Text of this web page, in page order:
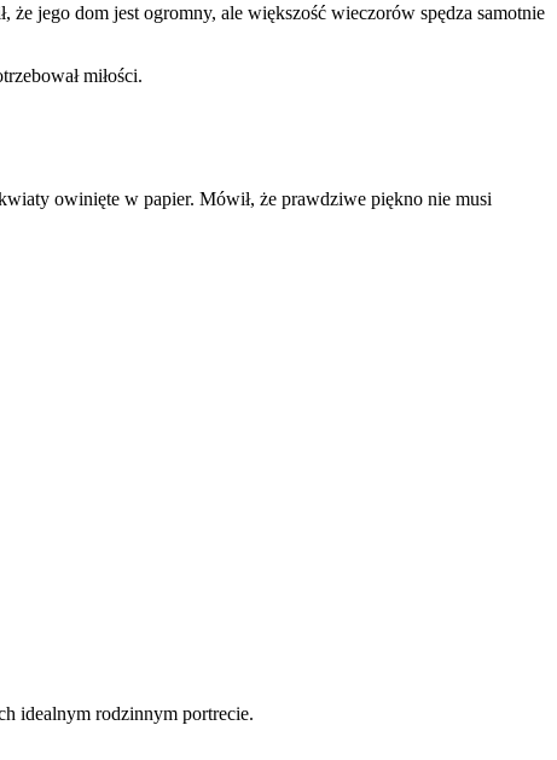
jego dom jest ogromny, ale większość wieczorów spędza samotnie
miłości.
owinięte w papier. Mówił, że prawdziwe piękno nie musi
idealnym rodzinnym portrecie.